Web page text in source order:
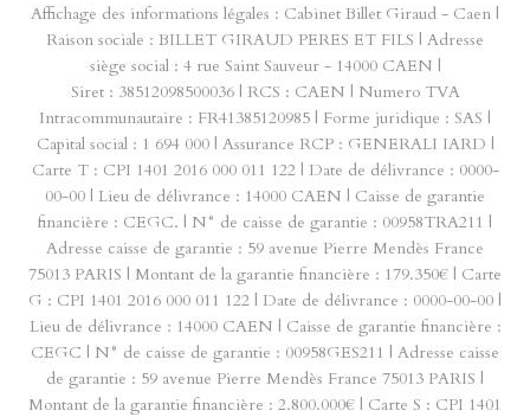
Affichage des informations légales : Cabinet Billet Giraud - Caen |
Raison sociale : BILLET GIRAUD PERES ET FILS | Adresse
siège social : 4 rue Saint Sauveur - 14000 CAEN |
Siret : 38512098500036 | RCS : CAEN | Numero TVA
Intracommunautaire : FR41385120985 | Forme juridique : SAS |
Capital social : 1 694 000 | Assurance RCP : GENERALI IARD |
Carte T : CPI 1401 2016 000 011 122 | Date de délivrance : 0000-
00-00 | Lieu de délivrance : 14000 CAEN | Caisse de garantie
financière : CEGC. | N° de caisse de garantie : 00958TRA211 |
Adresse caisse de garantie : 59 avenue Pierre Mendès France
75013 PARIS | Montant de la garantie financière : 179.350€ | Carte
G : CPI 1401 2016 000 011 122 | Date de délivrance : 0000-00-00 |
Lieu de délivrance : 14000 CAEN | Caisse de garantie financière :
CEGC | N° de caisse de garantie : 00958GES211 | Adresse caisse
de garantie : 59 avenue Pierre Mendès France 75013 PARIS |
Montant de la garantie financière : 2.800.000€ | Carte S : CPI 1401